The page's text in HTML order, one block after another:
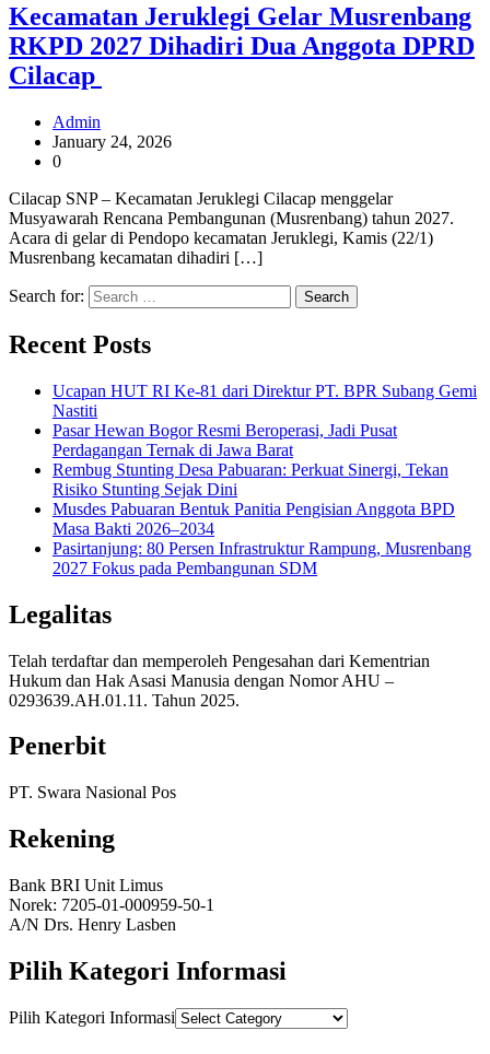
Kecamatan Jeruklegi Gelar Musrenbang
RKPD 2027 Dihadiri Dua Anggota DPRD
Cilacap
Admin
January 24, 2026
0
Cilacap SNP – Kecamatan Jeruklegi Cilacap menggelar
Musyawarah Rencana Pembangunan (Musrenbang) tahun 2027.
Acara di gelar di Pendopo kecamatan Jeruklegi, Kamis (22/1)
Musrenbang kecamatan dihadiri […]
Search for:
Recent Posts
Ucapan HUT RI Ke-81 dari Direktur PT. BPR Subang Gemi
Nastiti
Pasar Hewan Bogor Resmi Beroperasi, Jadi Pusat
Perdagangan Ternak di Jawa Barat
Rembug Stunting Desa Pabuaran: Perkuat Sinergi, Tekan
Risiko Stunting Sejak Dini
Musdes Pabuaran Bentuk Panitia Pengisian Anggota BPD
Masa Bakti 2026–2034
Pasirtanjung: 80 Persen Infrastruktur Rampung, Musrenbang
2027 Fokus pada Pembangunan SDM
Legalitas
Telah terdaftar dan memperoleh Pengesahan dari Kementrian
Hukum dan Hak Asasi Manusia dengan Nomor AHU –
0293639.AH.01.11. Tahun 2025.
Penerbit
PT. Swara Nasional Pos
Rekening
Bank BRI Unit Limus
Norek: 7205-01-000959-50-1
A/N Drs. Henry Lasben
Pilih Kategori Informasi
Pilih Kategori Informasi